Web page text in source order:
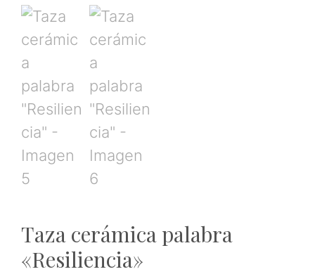
Taza cerámica palabra
«Resiliencia»